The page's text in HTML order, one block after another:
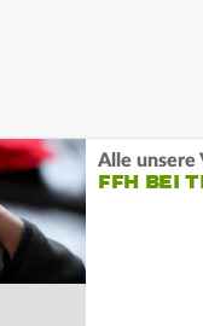
Alle unsere
FFH BEI